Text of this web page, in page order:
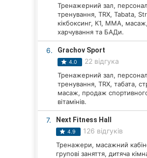
Хмельницький
Кропивницький
Тренажерний зал,
тренування, TRX, Tabata,
кікбоксинг, К1, MMA,
харчування та БАДи.
6. Grachov Sport
4.0 22 відгука
Тренажерний зал,
тренування, TRX, табата,
масаж, продаж
вітамінів.
7. Next Fitness Hall
4.9 126 відгуків
Тренажери, масажний
групові заняття, дитяча